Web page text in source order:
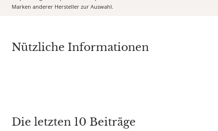
Marken anderer Hersteller zur Auswahl.
Nützliche Informationen
Die letzten 10 Beiträge